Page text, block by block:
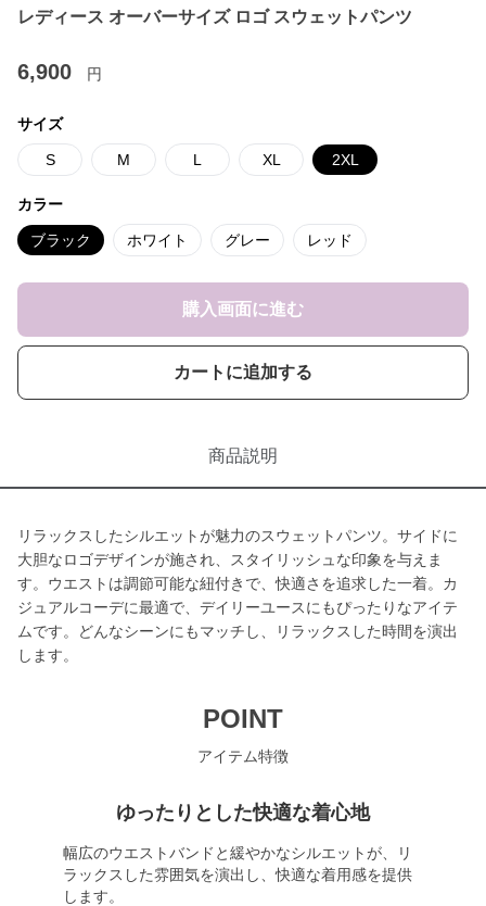
レディース オーバーサイズ ロゴ スウェットパンツ
6,900 円
サイズ
S M L XL 2XL
カラー
ブラック ホワイト グレー レッド
購入画面に進む
カートに追加する
商品説明
リラックスしたシルエットが魅力のスウェットパンツ。サイドに
大胆なロゴデザインが施され、スタイリッシュな印象を与えま
す。ウエストは調節可能な紐付きで、快適さを追求した一着。カ
ジュアルコーデに最適で、デイリーユースにもぴったりなアイテ
ムです。どんなシーンにもマッチし、リラックスした時間を演出
します。
POINT
アイテム特徴
ゆったりとした快適な着心地
幅広のウエストバンドと緩やかなシルエットが、リ
ラックスした雰囲気を演出し、快適な着用感を提供
します。